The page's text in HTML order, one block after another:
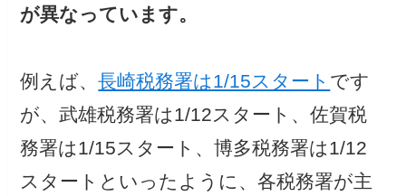
が異なっています。
例えば、長崎税務署は1/15スタート です
が、武雄税務署は1/12スタート、佐賀税
務署は1/15スタート、博多税務署は1/12
スタートといったように、各税務署が主